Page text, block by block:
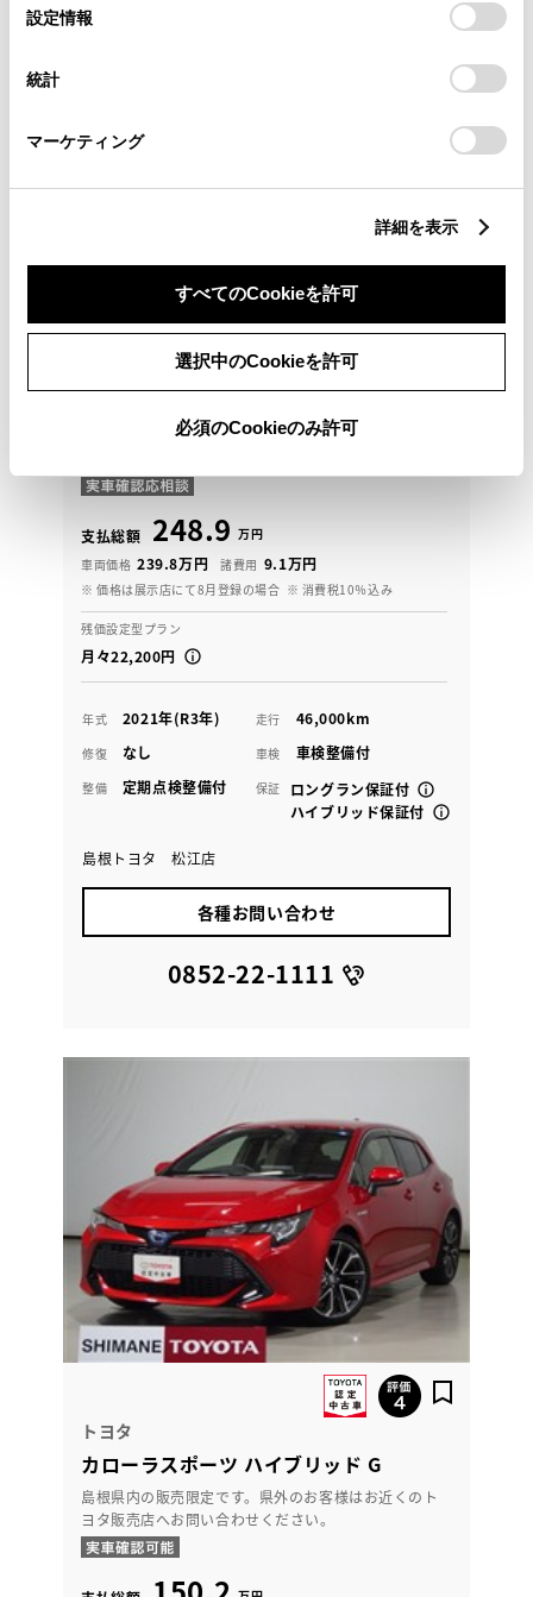
デバイスにすべてのCookie(クッキー)が保存されることに同
意したことになります。Cookie(クッキー)のオプトアウト、
設定の変更、同意を撤回したりするにあたっては、当社の
「Cookie（クッキー）情報の取り扱いについて
」をご覧くだ
設定情報
統計
マーケティング
詳細を表示
すべてのCookieを許可
選択中のCookieを許可
必須のCookieのみ許可
島根県内の販売限定です。県外のお客様はお近くのト
支払総額 248.9 万円
車両価格 239.8万円 諸費用 9.1万円
※ 価格は展示店にて8月登録の場合 ※ 消費税10％込み
残価設定型プラン
月々22,200円
年式 2021年(R3年) 走行 46,000km
修復 なし 車検 車検整備付
整備 定期点検整備付 保証
ロングラン保証付
ハイブリッド保証付
島根トヨタ 松江店
各種お問い合わせ
0852-22-1111
トヨタ
カローラスポーツ ハイブリッド G
島根県内の販売限定です。県外のお客様はお近くのト
ヨタ販売店へお問い合わせください。